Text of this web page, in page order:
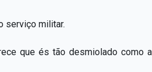
serviço militar.
que és tão desmiolado como